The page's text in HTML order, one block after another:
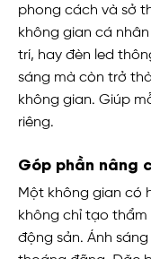
phong cách và sở
không gian cá
trí, hay đèn led
sáng mà còn trở
không gian. Giúp
riêng.
Góp phần nâng
Một không gian có
không chỉ tạo
động sản. Ánh